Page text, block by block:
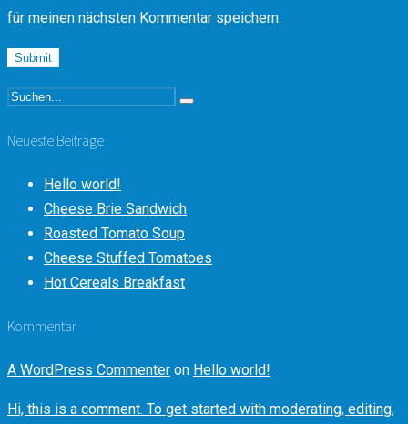
für meinen nächsten Kommentar speichern.
Neueste Beiträge
Hello world!
Cheese Brie Sandwich
Roasted Tomato Soup
Cheese Stuffed Tomatoes
Hot Cereals Breakfast
Kommentar
A WordPress Commenter on Hello world!
Hi, this is a comment. To get started with moderating, editing,